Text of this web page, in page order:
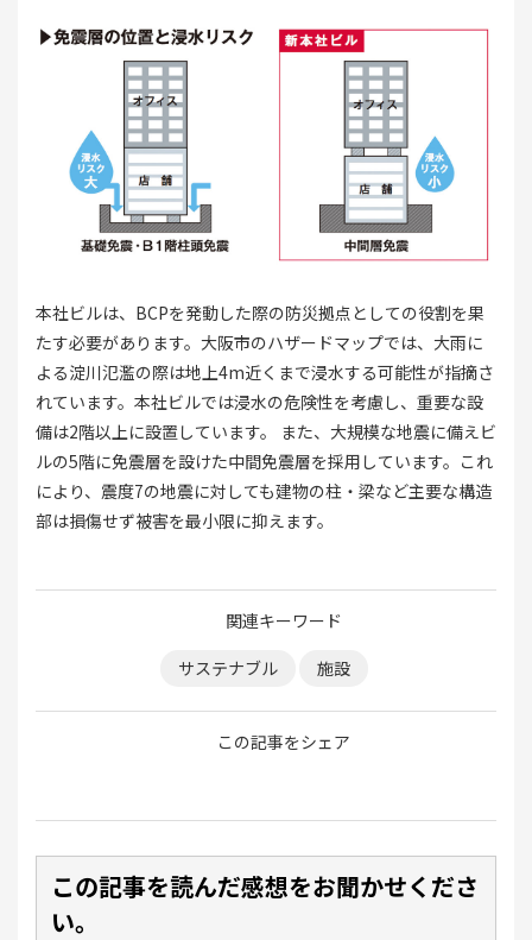
本社ビルは、BCPを発動した際の防災拠点としての役割を果
たす必要があります。大阪市のハザードマップでは、大雨に
よる淀川氾濫の際は地上4m近くまで浸水する可能性が指摘さ
れています。本社ビルでは浸水の危険性を考慮し、重要な設
備は2階以上に設置しています。 また、大規模な地震に備えビ
ルの5階に免震層を設けた中間免震層を採用しています。これ
により、震度7の地震に対しても建物の柱・梁など主要な構造
部は損傷せず被害を最小限に抑えます。
関連キーワード
サステナブル
施設
この記事をシェア
この記事を読んだ感想をお聞かせくださ
い。